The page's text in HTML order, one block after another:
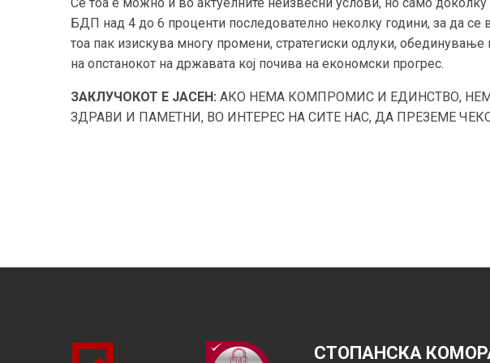
Се тоа е можно и во актуелните неизвесни услови, но само доколку
БДП над 4 до 6 проценти последователно неколку години, за да се
тоа пак изискува многу промени, стратегиски одлуки,
на опстанокот на државата кој почива на економски прогрес.
ЗАКЛУЧОКОТ Е ЈАСЕН: АКО НЕМА КОМПРОМИС И ЕДИНСТВО,
ЗДРАВИ И ПАМЕТНИ, ВО ИНТЕРЕС НА СИТЕ НАС, ДА ПРЕЗЕМЕ
СТОПАНСКА